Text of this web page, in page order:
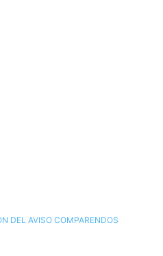
DEL AVISO COMPARENDOS